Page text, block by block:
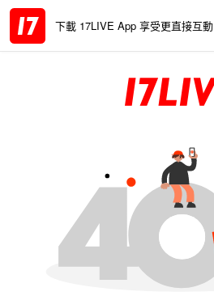
下載 17LIVE App 享受更直接互動